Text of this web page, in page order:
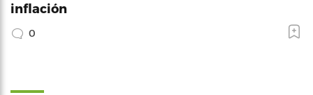
inflación
0